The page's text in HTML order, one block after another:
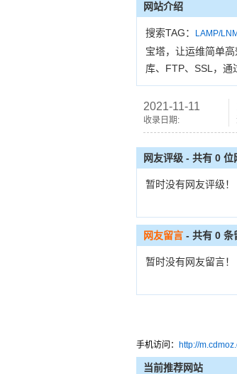
网站介绍
搜索TAG： LAMP/
宝塔，让运维简单
库、FTP、SSL，通
2021-11-11
收录日期:
网友评级 - 共有 0 位
暂时没有网友评级！
网友留言 - 共有 0 条
暂时没有网友留言！
手机访问： http://
当前推荐网站